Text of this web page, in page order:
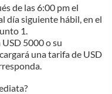
de las 6:00 pm el
día siguiente hábil, en el
1.
5000 o su
una tarifa de USD